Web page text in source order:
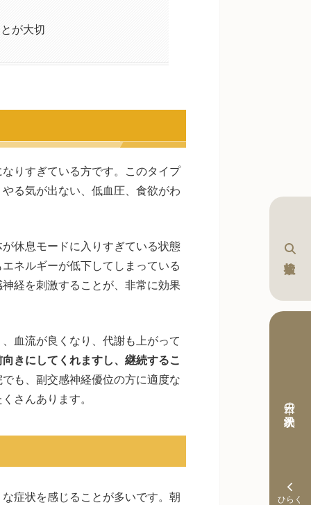
本日の予約状況
が大切
りすぎている方です。このタイプ
る気が出ない、低血圧、食欲がわ
休息モードに入りすぎている状態
ネルギーが低下してしまっている
経を刺激することが、非常に効果
血流が良くなり、代謝も上がって
きにしてくれますし、継続するこ
も、副交感神経優位の方に適度な
さんあります。
症状を感じることが多いです。朝